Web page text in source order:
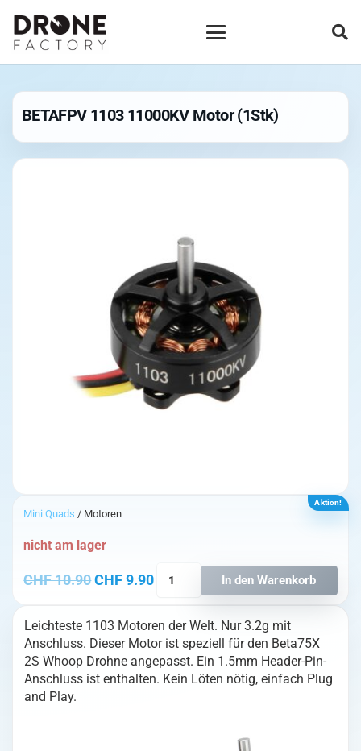
BETAFPV 1103 11000KV Motor (1Stk)
Aktion!
Mini Quads / Motoren
CHF10.90Ursprünglicher Preis war: CHF 10.90
CHF9.90Aktueller Preis ist: CHF 9.90.
nicht am lager
BETAFPV
Motor
(1Stk)
Menge
In den Warenkorb
Leichteste 1103 Motoren der Welt. Nur 3.2g mit
Anschluss. Dieser Motor ist speziell für den Beta75X
2S Whoop Drohne angepasst. Ein 1.5mm Header-Pin-
Anschluss ist enthalten. Kein Löten nötig, einfach Plug
and Play.